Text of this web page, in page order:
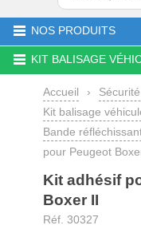
NOS PRODUITS
KIT BALISAGE
Accueil ›
Kit balisage
Bande
pour Peugeot
Kit adhésif
Boxer II
Réf. 30327